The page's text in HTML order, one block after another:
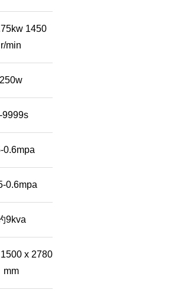
1450
r/min
250w
9999s
0.6mpa
0.6mpa
9kva
x 2780
mm